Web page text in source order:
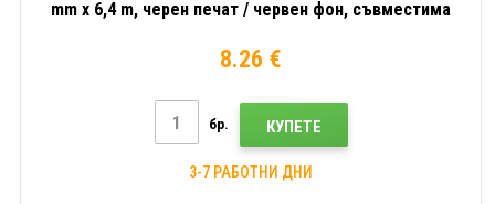
mm x 6,4 m, черен печат / червен фон, съвместима
8.26 €
бр. КУПЕТЕ
3-7 РАБОТНИ ДНИ